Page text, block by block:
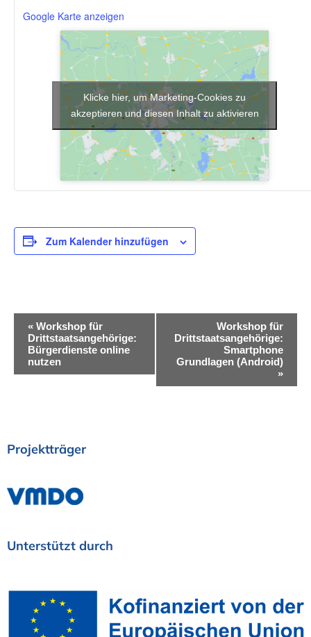
Google Karte anzeigen
Klicke hier, um Marketing-Cookies zu
akzeptieren und diesen Inhalt zu aktivieren
Zum Kalender hinzufügen
r
s
a
t
« Workshop für
Drittstaatsangehörige:
Bürgerdienste online
nutzen
Workshop für
Drittstaatsangehörige:
Smartphone
Grundlagen (Android)
»
Projektträger
Unterstützt durch